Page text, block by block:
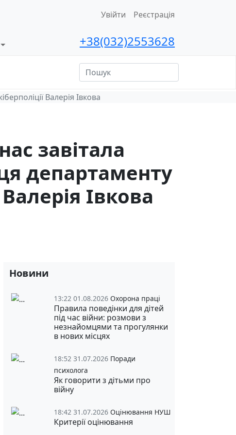
Увійти Реєстрація
+38(032)2553628
Валерія Івкова
завітала
департаменту
Валерія Івкова
Новини
13:22 01.08.2026 Охорона праці
Правила поведінки для дітей
під час війни: розмови з
незнайомцями та прогулянки
в нових місцях
18:52 31.07.2026 Поради
психолога
Як говорити з дітьми про
війну
18:42 31.07.2026 Оцінювання НУШ
Критерії оцінювання